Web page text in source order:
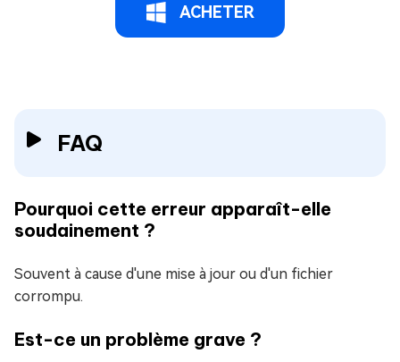
ACHETER
FAQ
Pourquoi cette erreur apparaît-elle
soudainement ?
Souvent à cause d'une mise à jour ou d'un fichier
corrompu.
Est-ce un problème grave ?